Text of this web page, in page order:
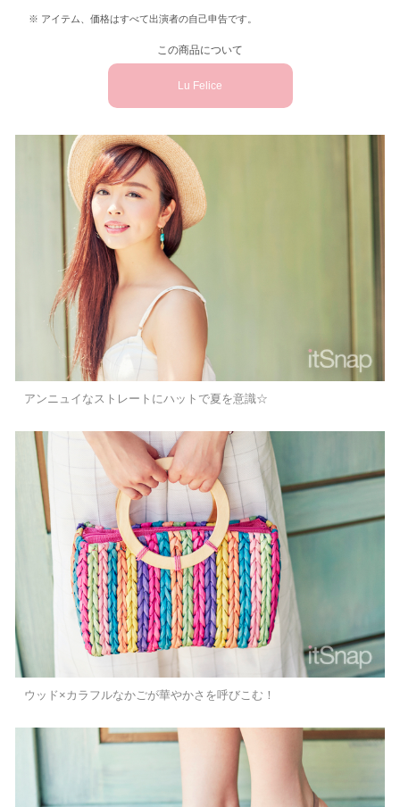
アイテム、価格はすべて出演者の自己申告です。
この商品について
Lu Felice
アンニュイなストレートにハットで夏を意識☆
ウッド×カラフルなかごが華やかさを呼びこむ！